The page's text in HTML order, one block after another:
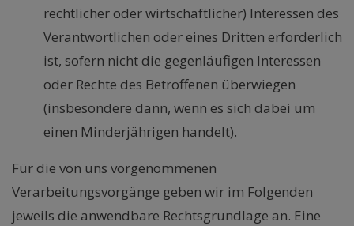
rechtlicher oder wirtschaftlicher) Interessen des
Verantwortlichen oder eines Dritten erforderlich
ist, sofern nicht die gegenläufigen Interessen
oder Rechte des Betroffenen überwiegen
(insbesondere dann, wenn es sich dabei um
einen Minderjährigen handelt).
Für die von uns vorgenommenen
Verarbeitungsvorgänge geben wir im Folgenden
jeweils die anwendbare Rechtsgrundlage an. Eine